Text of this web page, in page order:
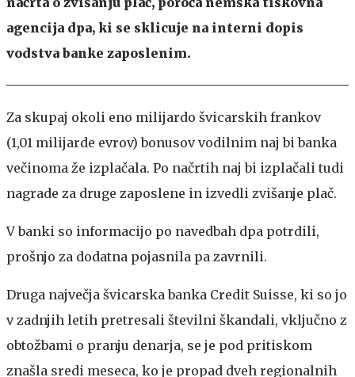
agencija dpa, ki se sklicuje na interni dopis
vodstva banke zaposlenim.
Za skupaj okoli eno milijardo švicarskih frankov
(1,01 milijarde evrov) bonusov vodilnim naj bi banka
večinoma že izplačala. Po načrtih naj bi izplačali tudi
nagrade za druge zaposlene in izvedli zvišanje plač.
V banki so informacijo po navedbah dpa potrdili,
prošnjo za dodatna pojasnila pa zavrnili.
Druga največja švicarska banka Credit Suisse, ki so jo
v zadnjih letih pretresali številni škandali, vključno z
obtožbami o pranju denarja, se je pod pritiskom
znašla sredi meseca, ko je propad dveh regionalnih